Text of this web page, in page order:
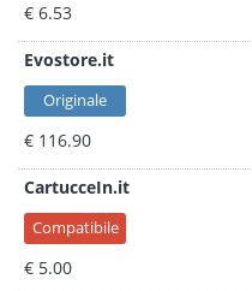
€ 6.53
Evostore.it
Originale
€ 116.90
CartucceIn.it
Compatibile
€ 5.00